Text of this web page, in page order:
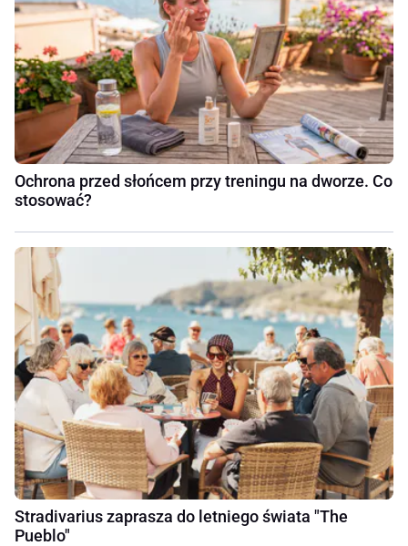
Ochrona przed słońcem przy treningu na dworze. Co
stosować?
Stradivarius zaprasza do letniego świata "The
Pueblo"